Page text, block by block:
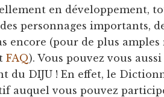
en développement,
personnages importants,
encore (pour de plus
FAQ). Vous pouvez vous
du DIJU ! En effet, le
auquel vous pouvez